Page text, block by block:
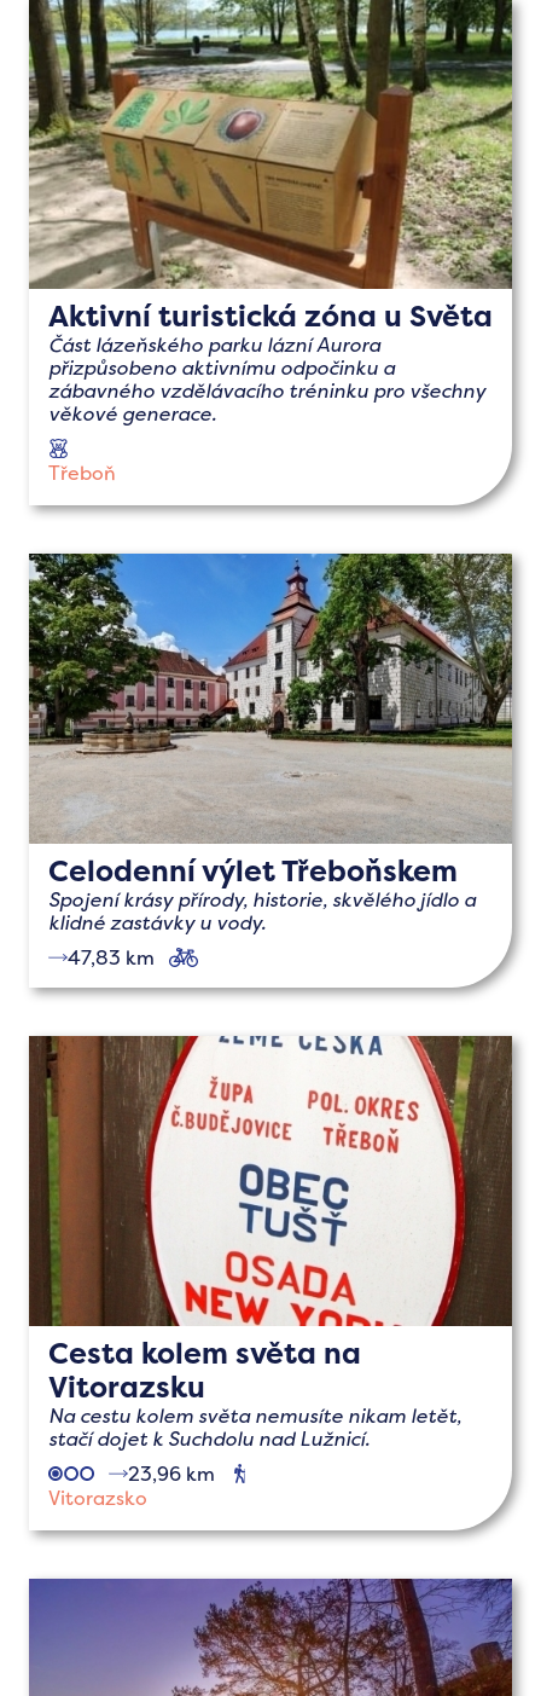
Aktivní turistická zóna u Světa
Část lázeňského parku lázní Aurora
přizpůsobeno aktivnímu odpočinku a
zábavného vzdělávacího tréninku pro všechny
věkové generace.
dětmi
Třeboň
Celodenní výlet Třeboňskem
Spojení krásy přírody, historie, skvělého jídlo a
klidné zastávky u vody.
47,83 km
Cesta kolem světa na
Vitorazsku
Na cestu kolem světa nemusíte nikam letět,
stačí dojet k Suchdolu nad Lužnicí.
23,96 km
Vitorazsko